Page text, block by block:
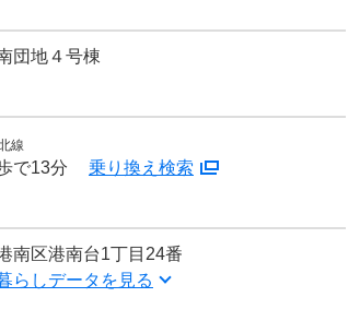
団地４号棟
線
で13分 乗り換え検索
南区港南台1丁目24番
らしデータを見る